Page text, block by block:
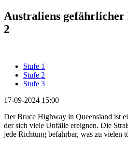
Australiens gefährlicher
2
Stufe 1
Stufe 2
Stufe 3
17-09-2024 15:00
Der Bruce Highway in Queensland ist
der sich viele Unfälle ereignen. Die
jede Richtung befahrbar, was zu vielen